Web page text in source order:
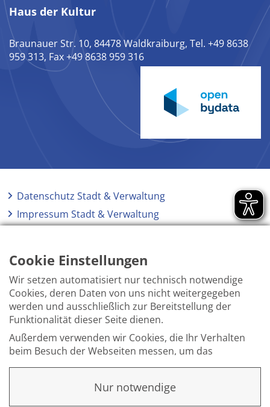
Haus der Kultur
Braunauer Str. 10, 84478 Waldkraiburg, Tel. +49 8638
959 313, Fax +49 8638 959 316
Datenschutz Stadt & Verwaltung
Impressum Stadt & Verwaltung
Cookie Einstellungen
Wir setzen automatisiert nur technisch notwendige
Cookies, deren Daten von uns nicht weitergegeben
werden und ausschließlich zur Bereitstellung der
Funktionalität dieser Seite dienen.
Außerdem verwenden wir Cookies, die Ihr Verhalten
beim Besuch der Webseiten messen, um das
Interesse unserer Besucher besser kennen zu
eine Identifikation Ihrer Person erfolgt nicht.
Nur notwendige